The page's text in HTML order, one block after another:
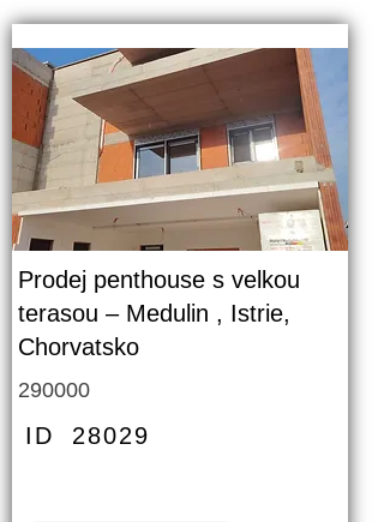
Prodej penthouse s velkou
terasou – Medulin , Istrie,
Chorvatsko
290000
ID 28029